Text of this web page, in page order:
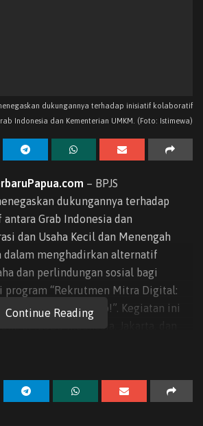
dukungannya terhadap inisiatif kolaboratif
Indonesia dan Kementerian UMKM. (Foto: Istimewa)
– BPJS
dukungannya terhadap
Grab Indonesia dan
dan Usaha Kecil dan Menengah
dalam menghadirkan alternatif
dan perlindungan sosial bagi
program “Rekrutmen Mitra Digital:
UMKM Bersama Grab!”. Kegiatan ini
Mitra Pengemudi maupun
Continue Reading